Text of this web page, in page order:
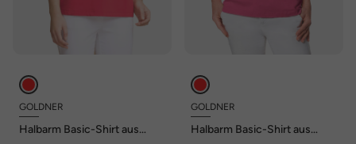
GOLDNER
Halbarm Basic-Shirt aus
GOLDNER
Halbarm Basic-Shirt aus